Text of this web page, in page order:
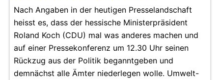
Nach Angaben in der heutigen Presselandschaft
heisst es, dass der hessische Ministerpräsident
Roland Koch (CDU) mal was anderes machen und
auf einer Pressekonferenz um 12.30 Uhr seinen
Rückzug aus der Politik beganntgeben und
demnächst alle Ämter niederlegen wolle. Umwelt-